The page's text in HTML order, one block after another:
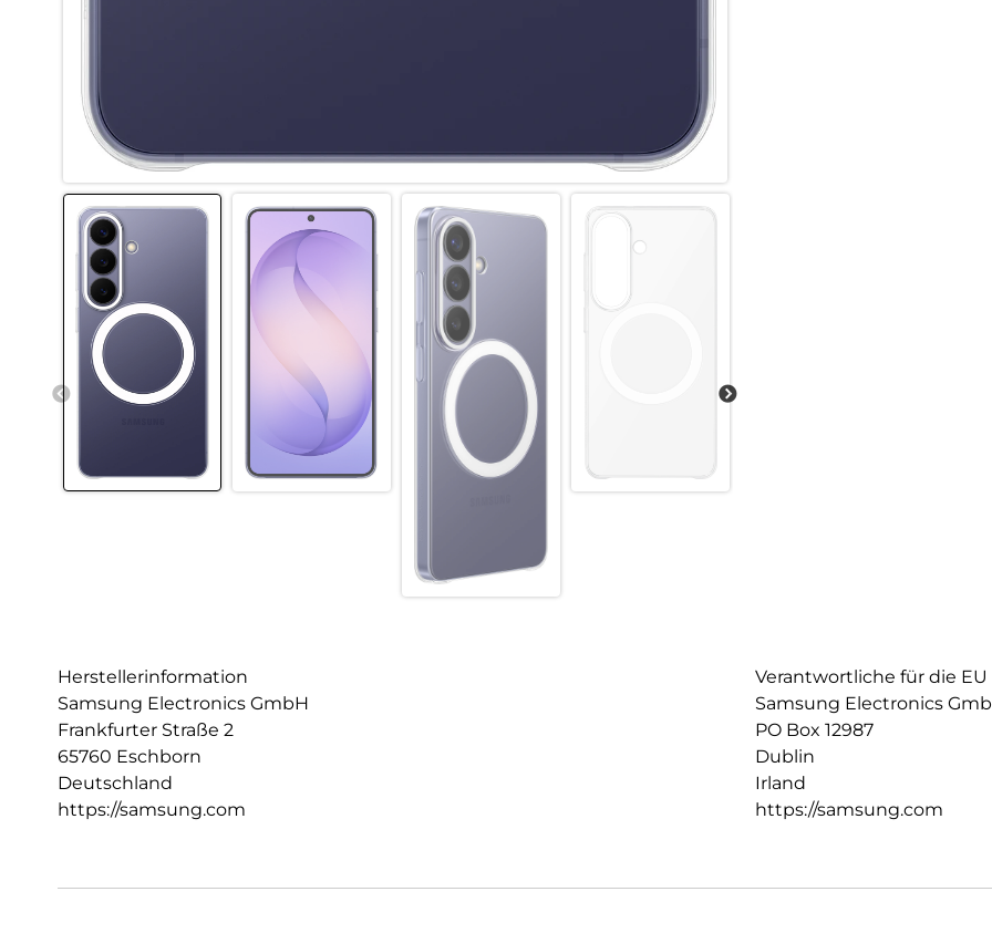
Herstellerinformation
Samsung Electronics GmbH
Frankfurter Straße 2
65760 Eschborn
Deutschland
https://samsung.com
Verantwortliche für die EU
Samsung Electronics
PO Box 12987
Dublin
Irland
https://samsung.com